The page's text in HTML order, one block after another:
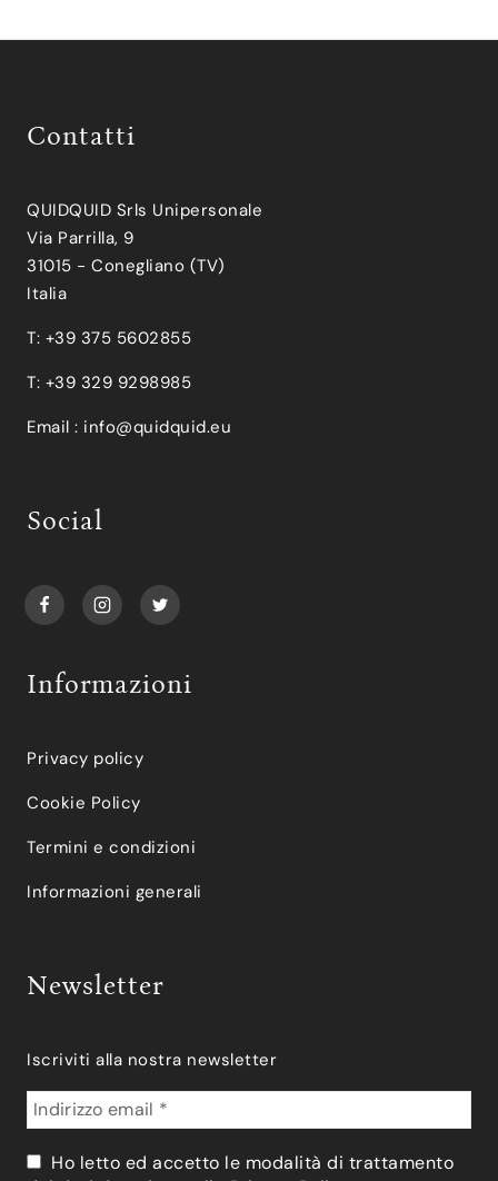
Contatti
QUIDQUID Srls Unipersonale
Via Parrilla, 9
31015 - Conegliano (TV)
Italia
T: +39 375 5602855
T: +39 329 9298985
Email : info@quidquid.eu
Social
Informazioni
Privacy policy
Cookie Policy
Termini e condizioni
Informazioni generali
Newsletter
Iscriviti alla nostra newsletter
Ho letto ed accetto le modalità di trattamento